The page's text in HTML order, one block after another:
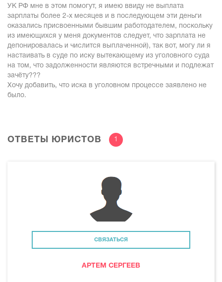
УК РФ мне в этом помогут, я имею ввиду не выплата
зарплаты более 2-х месяцев и в последующем эти деньги
оказались присвоенными бывшим работодателем, поскольку
из имеющихся у меня документов следует, что зарплата не
депонировалась и числится выплаченной), так вот, могу ли я
настаивать в суде по иску вытекающему из уголовного суда
на том, что задолженности являются встречными и подлежат
зачёту???
Хочу добавить, что иска в уголовном процессе заявлено не
было.
ОТВЕТЫ ЮРИСТОВ 1
СВЯЗАТЬСЯ
АРТЕМ СЕРГЕЕВ